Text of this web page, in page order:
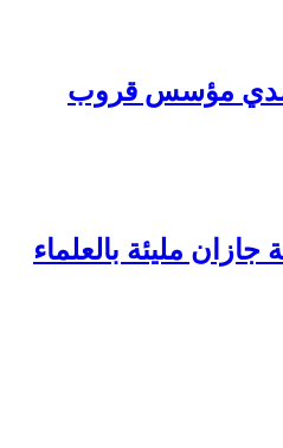
مؤسس قروب
مليئة بالعلماء